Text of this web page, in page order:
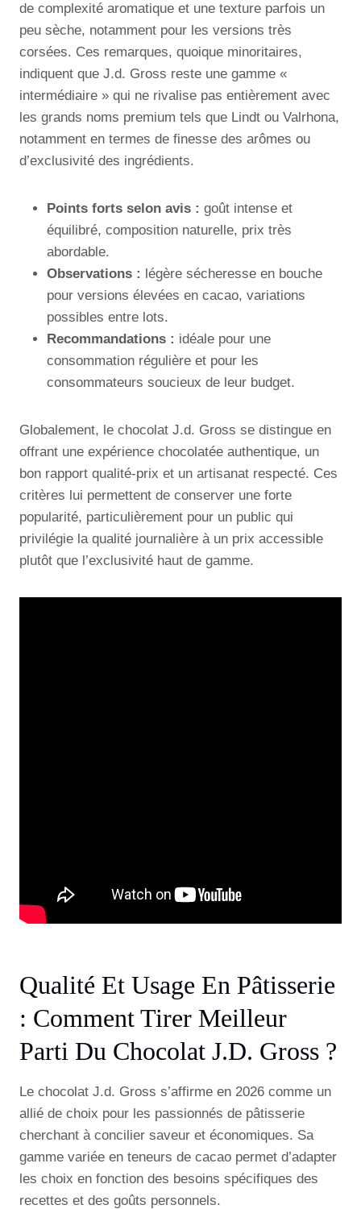
de complexité aromatique et une texture parfois un
peu sèche, notamment pour les versions très
corsées. Ces remarques, quoique minoritaires,
indiquent que J.d. Gross reste une gamme «
intermédiaire » qui ne rivalise pas entièrement avec
les grands noms premium tels que Lindt ou Valrhona,
notamment en termes de finesse des arômes ou
d’exclusivité des ingrédients.
Points forts selon avis : goût intense et
équilibré, composition naturelle, prix très
abordable.
Observations : légère sécheresse en bouche
pour versions élevées en cacao, variations
possibles entre lots.
Recommandations : idéale pour une
consommation régulière et pour les
consommateurs soucieux de leur budget.
Globalement, le chocolat J.d. Gross se distingue en
offrant une expérience chocolatée authentique, un
bon rapport qualité-prix et un artisanat respecté. Ces
critères lui permettent de conserver une forte
popularité, particulièrement pour un public qui
privilégie la qualité journalière à un prix accessible
plutôt que l’exclusivité haut de gamme.
Qualité Et Usage En Pâtisserie
: Comment Tirer Meilleur
Parti Du Chocolat J.d. Gross ?
Le chocolat J.d. Gross s’affirme en 2026 comme un
allié de choix pour les passionnés de pâtisserie
cherchant à concilier saveur et économiques. Sa
gamme variée en teneurs de cacao permet d’adapter
les choix en fonction des besoins spécifiques des
recettes et des goûts personnels.